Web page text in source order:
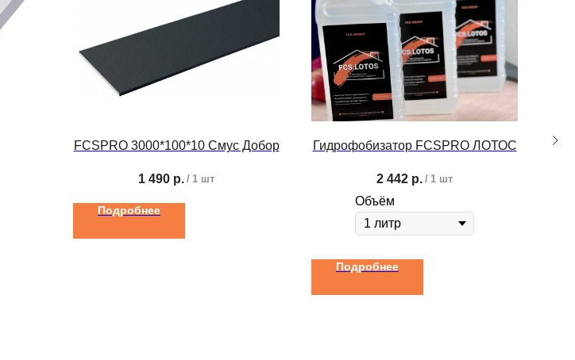
FCSPRO 3000*100*10 Смус Добор
1 490 р. / 1 шт
Подробнее
Гидрофобизатор FCSPRO ЛОТОС
2 442 р. / 1 шт
Объём
Подробнее